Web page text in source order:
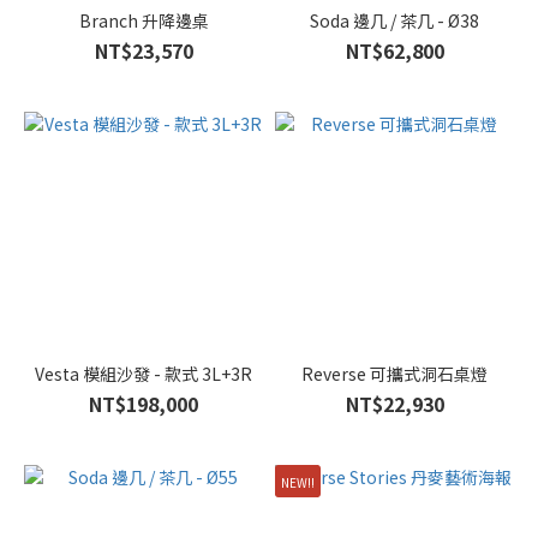
Branch 升降邊桌
NT$23,570
Soda 邊几 / 茶几 - Ø38
NT$62,800
Vesta 模組沙發 - 款式 3L+3R
NT$198,000
Reverse 可攜式洞石桌燈
NT$22,930
NEW!!